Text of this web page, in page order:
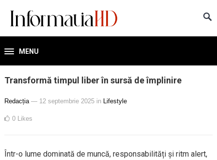
MENU
Transformă timpul liber în sursă de împlinire
Redacția — 12 septembrie 2025 in Lifestyle
0 Likes
Într-o lume dominată de muncă, responsabilități și ritm alert,